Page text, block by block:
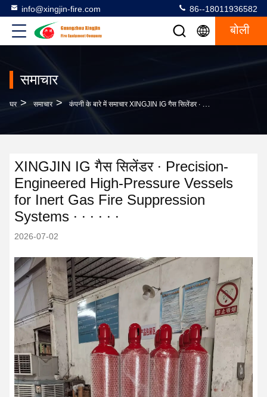
info@xingjin-fire.com 86--18011936582
बोली
समाचार
घर > समाचार > कंपनी के बारे में समाचार XINGJIN IG गैस सिलेंडर ∙ Precision-Engineered High-Pressure Vessels For Inert Gas Fire Suppression Systems ∙ ∙ ∙ ∙ ∙ ∙
XINGJIN IG गैस सिलेंडर ∙ Precision-
Engineered High-Pressure Vessels
for Inert Gas Fire Suppression
Systems ∙ ∙ ∙ ∙ ∙ ∙
2026-07-02